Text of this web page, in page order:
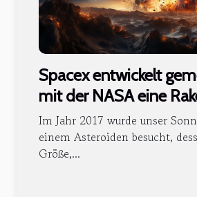
Spacex entwickelt
mit der NASA eine
Verfolgung
Asteroiden
Im Jahr 2017 wurde unser
einem Asteroiden besucht,
Größe,...